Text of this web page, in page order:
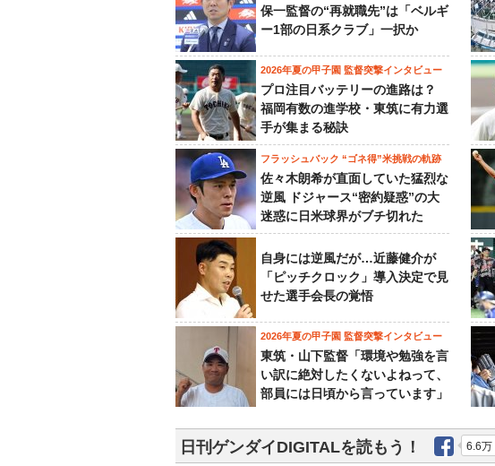
保一監督の“再就職先”は「ベルギ
ー1部の日系クラブ」一択か
2026年夏の甲子園 監督突撃インタビュー
プロ注目バッテリーの進路は？
福岡有数の進学校・東筑に有力選
手が集まる秘訣
フラッシュバック “ゴネ得”米挑戦の軌跡
佐々木朗希が直面していた猛烈な
逆風 ドジャース“密約疑惑”の大
迷惑に日米球界がブチ切れた
自身には逆風だが…近藤健介が
「ピッチクロック」導入決定で見
せた選手会長の覚悟
2026年夏の甲子園 監督突撃インタビュー
東筑・山下監督「環境や勉強を言
い訳に絶対したくないよねって、
部員には日頃から言っています」
日刊ゲンダイDIGITALを読もう！ 6.6万